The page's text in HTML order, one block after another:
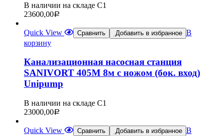
В наличии на складе С1
23600,00Р
Quick View Сравнить Добавить в избранное В
корзину
Канализационная насосная станция
SANIVORT 405М 8м с ножом (бок. вход)
Unipump
В наличии на складе С1
23000,00Р
Quick View Сравнить Добавить в избранное В